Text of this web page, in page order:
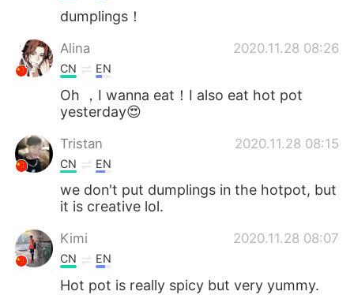
Türkçe
dumplings！
Alina 2020.11.28 08:26
CN EN
Oh ，I wanna eat！I also eat hot pot
yesterday😍
Tristan 2020.11.28 08:15
CN EN
we don't put dumplings in the hotpot, but
it is creative lol.
Kimi 2020.11.28 08:07
CN EN
Hot pot is really spicy but very yummy.